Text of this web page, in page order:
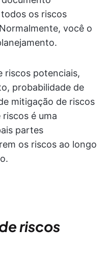
os riscos
você o
riscos potenciais,
probabilidade de
mitigação de riscos
é uma
partes
os riscos ao longo
riscos